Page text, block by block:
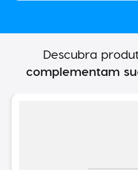
Descubra
complementam